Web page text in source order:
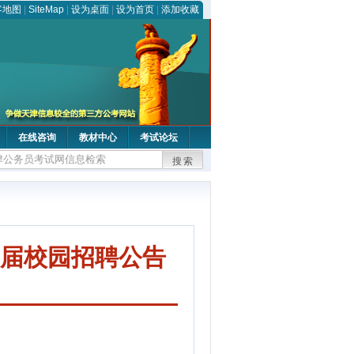
图 SiteMap 设为桌面 设为首页 添加收藏
在线咨询 教材中心 考试论坛
搜索
校园招聘公告